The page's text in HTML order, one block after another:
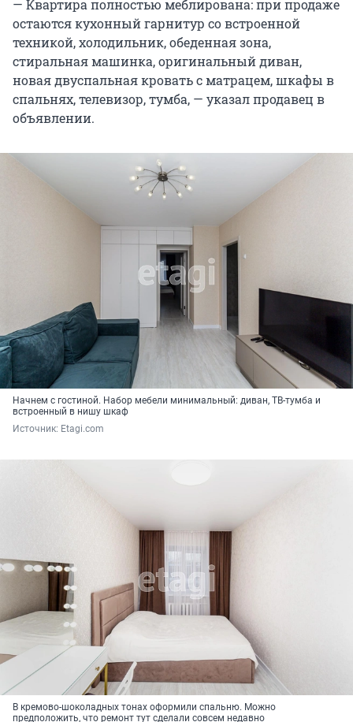
— Квартира полностью меблирована: при продаже
остаются кухонный гарнитур со встроенной
техникой, холодильник, обеденная зона,
стиральная машинка, оригинальный диван,
новая двуспальная кровать с матрацем, шкафы в
спальнях, телевизор, тумба, — указал продавец в
объявлении.
Начнем с гостиной. Набор мебели минимальный: диван, ТВ-тумба и
встроенный в нишу шкаф
Источник: Etagi.com
В кремово-шоколадных тонах оформили спальню. Можно
предположить, что ремонт тут сделали совсем недавно